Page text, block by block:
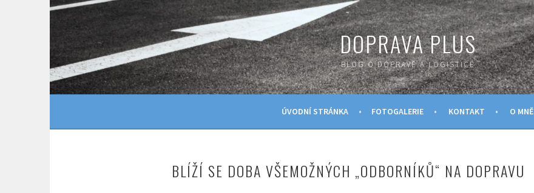
Skip
content
DOPRAVA PLUS
BLOG O DOPRAVĚ A LOGISTICE
ÚVODNÍ STRÁNKA FOTOGALERIE KONTAKT O MNĚ
BLÍŽÍ SE DOBA VŠEMOŽNÝCH „ODBORNÍKŮ“ NA DOPRAVU